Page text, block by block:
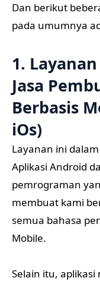
Dan berikut
pada umumnya
1.
Jasa
Berbasis
iOs)
Layanan ini
Aplikasi Android
pemrograman
membuat kami
semua bahasa
Mobile.
Selain itu,